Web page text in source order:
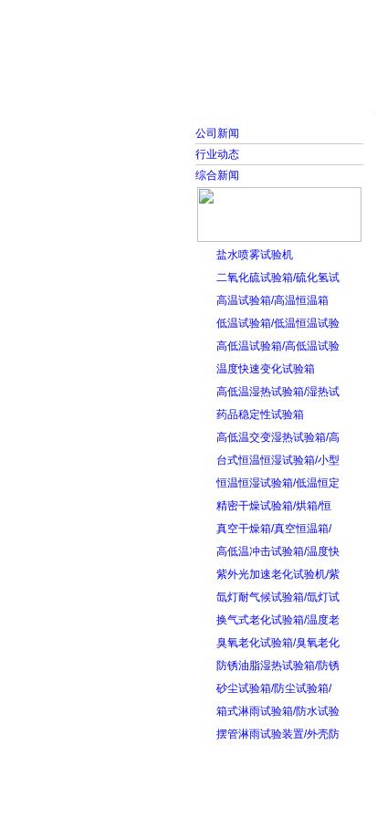
公司新闻
行业动态
综合新闻
盐水喷雾试验机
二氧化硫试验箱/硫化氢试
高温试验箱/高温恒温箱
低温试验箱/低温恒温试验
高低温试验箱/高低温试验
温度快速变化试验箱
高低温湿热试验箱/湿热试
药品稳定性试验箱
高低温交变湿热试验箱/高
台式恒温恒湿试验箱/小型
恒温恒湿试验箱/低温恒定
精密干燥试验箱/烘箱/恒
真空干燥箱/真空恒温箱/
高低温冲击试验箱/温度快
紫外光加速老化试验机/紫
氙灯耐气候试验箱/氙灯试
换气式老化试验箱/温度老
臭氧老化试验箱/臭氧老化
防锈油脂湿热试验箱/防锈
砂尘试验箱/防尘试验箱/
箱式淋雨试验箱/防水试验
摆管淋雨试验装置/外壳防